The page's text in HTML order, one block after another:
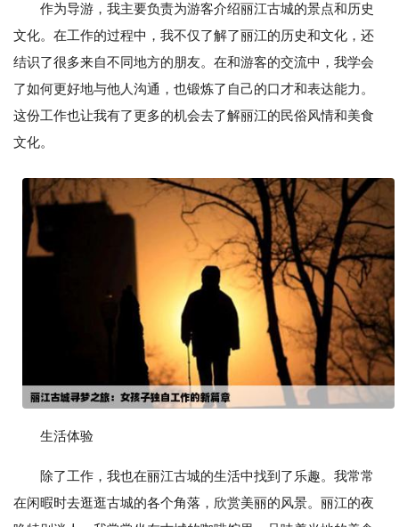
作为导游，我主要负责为游客介绍丽江古城的景点和历史
文化。在工作的过程中，我不仅了解了丽江的历史和文化，还
结识了很多来自不同地方的朋友。在和游客的交流中，我学会
了如何更好地与他人沟通，也锻炼了自己的口才和表达能力。
这份工作也让我有了更多的机会去了解丽江的民俗风情和美食
文化。
生活体验
除了工作，我也在丽江古城的生活中找到了乐趣。我常常
在闲暇时去逛逛古城的各个角落，欣赏美丽的风景。丽江的夜